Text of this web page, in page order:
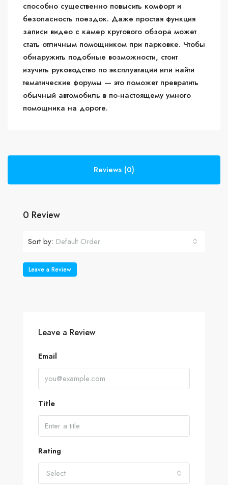
способно существенно повысить комфорт и
безопасность поездок. Даже простая функция
записи видео с камер кругового обзора может
стать отличным помощником при парковке. Чтобы
обнаружить подобные возможности, стоит
изучить руководство по эксплуатации или найти
тематические форумы — это поможет превратить
обычный автомобиль в по-настоящему умного
помощника на дороге.
Reviews (0)
0 Review
Sort by: Default Order
Leave a Review
Leave a Review
Email
Title
Rating
Select